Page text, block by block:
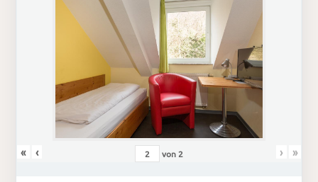
« ‹ von 2 › »